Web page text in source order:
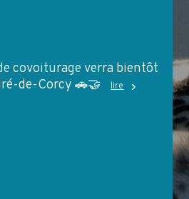
covoiturage verra bientôt
de-Corcy 🚗🤝
lire